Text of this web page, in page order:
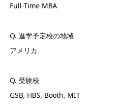
Full-Time MBA
Q. 進学予定校の地域
アメリカ
Q. 受験校
GSB, HBS, Booth, MIT